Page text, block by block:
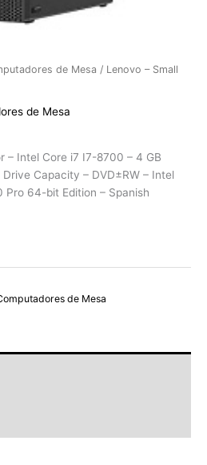
de Mesa / Lenovo – Small
de Mesa
– Intel Core i7 I7-8700 – 4 GB
Drive Capacity – DVD±RW – Intel
Pro 64-bit Edition – Spanish
de Mesa